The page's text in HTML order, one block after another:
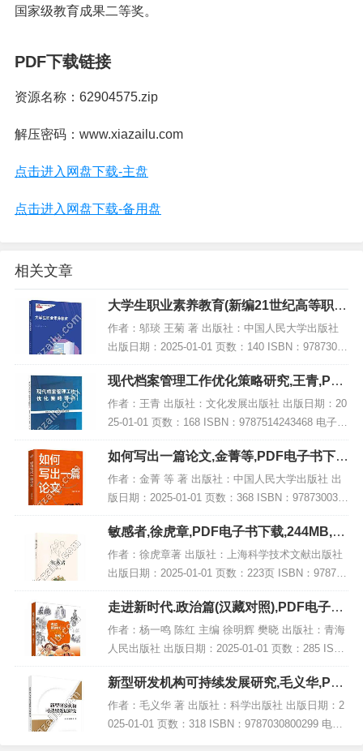
国家级教育成果二等奖。
PDF下载链接
资源名称：62904575.zip
解压密码：www.xiazailu.com
点击进入网盘下载-主盘
点击进入网盘下载-备用盘
相关文章
大学生职业素养教育(新编21世纪高等职业
教育精品教材·通识课系列),PDF下载
作者：邬琰 王菊 著 出版社：中国人民大学出版社
出版日期：2025-01-01 页数：140 ISBN：97873003
29963 电子书大小：221MB [高清扫描版PDF格式]
内容简...
现代档案管理工作优化策略研究,王青,PDF
电子书网盘下载
作者：王青 出版社：文化发展出版社 出版日期：20
25-01-01 页数：168 ISBN：9787514243468 电子书
大小：264MB [高清扫描版PDF格式] 内容简介 书
名：《现...
如何写出一篇论文,金菁等,PDF电子书下
载,网盘资源
作者：金菁 等 著 出版社：中国人民大学出版社 出
版日期：2025-01-01 页数：368 ISBN：978730032
9291 电子书大小：211MB [高清扫描版PDF格式] 内
容简介...
敏感者,徐虎章,PDF电子书下载,244MB,网
盘资源
作者：徐虎章著 出版社：上海科学技术文献出版社
出版日期：2025-01-01 页数：223页 ISBN：978754
3991064 电子书大小：244MB [高清扫描版PDF格
式] 内容简...
走进新时代.政治篇(汉藏对照),PDF电子书
网盘下载
作者：杨一鸣 陈红 主编 徐明辉 樊晓 出版社：青海
人民出版社 出版日期：2025-01-01 页数：285 ISB
N：9787225066783 电子书大小：178MB [高清扫描
版P...
新型研发机构可持续发展研究,毛义华,PDF
电子书网盘下载
作者：毛义华 著 出版社：科学出版社 出版日期：2
025-01-01 页数：318 ISBN：9787030800299 电子